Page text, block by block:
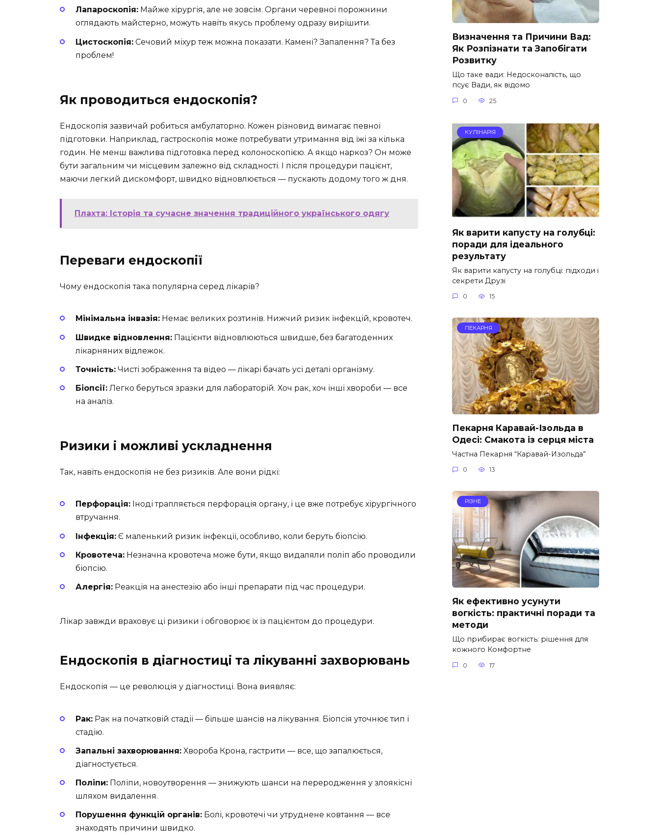
Лапароскопія: Майже хірургія, але не зовсім. Органи черевної порожнини
оглядають майстерно, можуть навіть якусь проблему одразу вирішити.
Цистоскопія: Сечовий міхур теж можна показати. Камені? Запалення? Та без
проблем!
Як проводиться ендоскопія?
Ендоскопія зазвичай робиться амбулаторно. Кожен різновид вимагає певної
підготовки. Наприклад, гастроскопія може потребувати утримання від їжі за кілька
годин. Не менш важлива підготовка перед колоноскопією. А якщо наркоз? Он може
бути загальним чи місцевим залежно від складності. І після процедури пацієнт,
маючи легкий дискомфорт, швидко відновлюється — пускають додому того ж дня.
Плахта: Історія та сучасне значення традиційного українського одягу
Переваги ендоскопії
Чому ендоскопія така популярна серед лікарів?
Мінімальна інвазія: Немає великих розтинів. Нижчий ризик інфекцій, кровотеч.
Швидке відновлення: Пацієнти відновлюються швидше, без багатоденних
лікарняних відлежок.
Точність: Чисті зображення та відео — лікарі бачать усі деталі організму.
Біопсії: Легко беруться зразки для лабораторій. Хоч рак, хоч інші хвороби — все
на аналіз.
Ризики і можливі ускладнення
Так, навіть ендоскопія не без ризиків. Але вони рідкі:
Перфорація: Іноді трапляється перфорація органу, і це вже потребує хірургічного
втручання.
Інфекція: Є маленький ризик інфекції, особливо, коли беруть біопсію.
Кровотеча: Незначна кровотеча може бути, якщо видаляли поліп або проводили
біопсію.
Алергія: Реакція на анестезію або інші препарати під час процедури.
Лікар завжди враховує ці ризики і обговорює їх із пацієнтом до процедури.
Ендоскопія в діагностиці та лікуванні захворювань
Ендоскопія — це революція у діагностиці. Вона виявляє:
Рак: Рак на початковій стадії — більше шансів на лікування. Біопсія уточнює тип і
стадію.
Запальні захворювання: Хвороба Крона, гастрити — все, що запалюється,
діагностується.
Поліпи: Поліпи, новоутворення — знижують шанси на переродження у злоякісні
шляхом видалення.
Порушення функцій органів: Болі, кровотечі чи утруднене ковтання — все
знаходять причини швидко.
Визначення та Причини Вад:
Як Розпізнати та Запобігати
Розвитку
Що таке вади: Недосконалість, що
псує Вади, як відомо
0 25
КУЛІНАРІЯ
Як варити капусту на голубці:
поради для ідеального
результату
Як варити капусту на голубці: підходи і
секрети Друзі
0 15
ПЕКАРНЯ
Пекарня Каравай-Ізольда в
Одесі: Смакота із серця міста
Частна Пекарня “Каравай-Изольда”
0 13
РІЗНЕ
Як ефективно усунути
вогкість: практичні поради та
методи
Що прибирає вогкість: рішення для
кожного Комфортне
0 17